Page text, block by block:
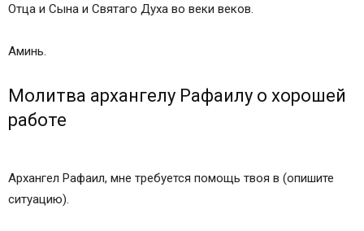
Отца и Сына и Святаго Духа во веки веков.
Аминь.
Молитва архангелу Рафаилу о хорошей
работе
Архангел Рафаил, мне требуется помощь твоя в (опишите
ситуацию).